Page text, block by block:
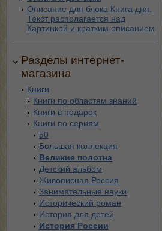
Описание для блока Книга дня.
Текст располагается над
Картинкой и кратким описанием
Разделы интернет-
магазина
Книги
Книги по областям знаний
Книги в подарок
Книги по сериям
50
Большая коллекция
Великие полотна
Детский альбом
Живописная Россия
Занимательные науки
Исторический роман
История для детей
История России
рукам …
тренажер у …